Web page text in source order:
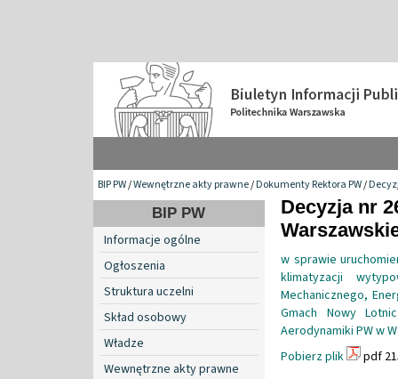
BIP PW/Wewnętrzne akty prawne/Dokumenty Rektora PW/
BIP PW
Informacje ogólne
Ogłoszenia
Struktura uczelni
Skład osobowy
Władze
Wewnętrzne akty prawne
Decyzja nr
w sprawie
klimatyzacji
Mechanicznego,
Gmach Nowy
Aerodynamiki PW w
Pobierz plik
pdf